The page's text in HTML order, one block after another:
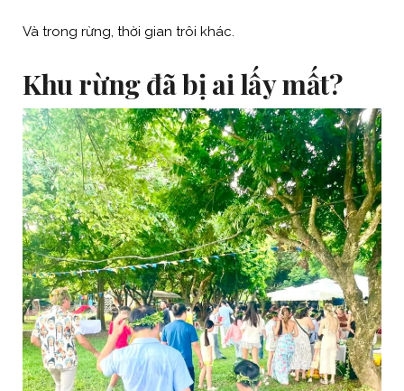
Và trong rừng, thời gian trôi khác.
Khu rừng đã bị ai lấy mất?